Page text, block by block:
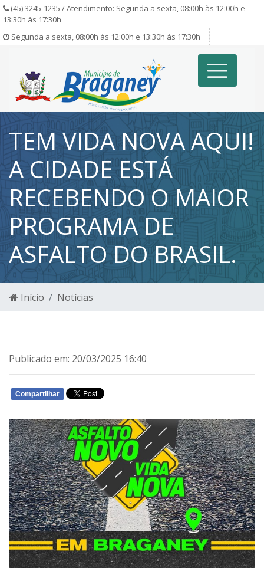
(45) 3245-1235 / Atendimento: Segunda a sexta, 08:00h às 12:00h e
13:30h às 17:30h
Segunda a sexta, 08:00h às 12:00h e 13:30h às 17:30h
TEM VIDA NOVA AQUI!
A CIDADE ESTÁ
RECEBENDO O MAIOR
PROGRAMA DE
ASFALTO DO BRASIL.
Início Notícias
Publicado em: 20/03/2025 16:40
Compartilhar